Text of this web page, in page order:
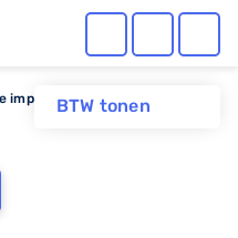
BTW tonen
importeren via PhpMyAdmin